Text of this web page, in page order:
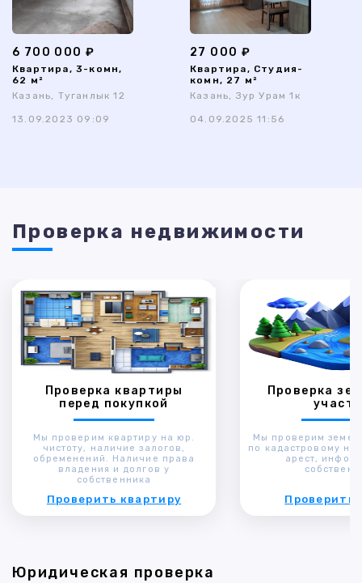
6 700 000 ₽
Квартира, 3-комн,
62 м²
Казань, Туганлык 12
13.09.2023 09:09
27 000 ₽
Квартира, Студия-
комн, 27 м²
Казань, Зур Урам 1к
04.09.2025 11:56
Проверка недвижимости
Проверка квартиры
перед покупкой
Мы проверим квартиру на юр.
чистоту, наличие залогов,
обременений. Наличие права
владения и долгов у
собственника
Проверить квартиру
Проверка
Мы проверим
по кадастровому
арест,
Проверить
Юридическая проверка